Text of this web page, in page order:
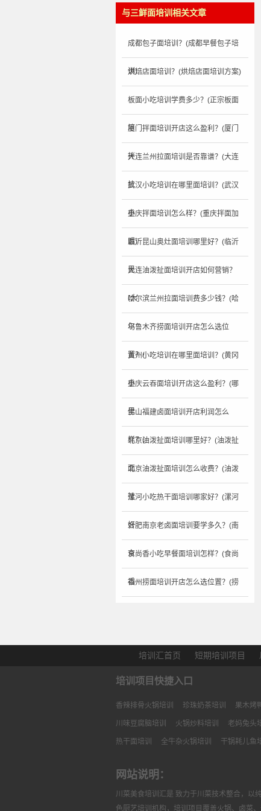
与三鲜面培训相关文章
成都包子面培训？(成都早餐包子培
训)
烘焙店面培训？(烘焙店面培训方案)
板面小吃培训学费多少？(正宗板面
培
厦门拌面培训开店这么盈利？(厦门
拌
大连兰州拉面培训是否靠谱？(大连
拉
武汉小吃培训在哪里面培训？(武汉
小
重庆拌面培训怎么样？(重庆拌面加
盟)
临沂昆山奥灶面培训哪里好？(临沂
昆
大连油泼扯面培训开店如何营销？
(大
哈尔滨兰州拉面培训费多少钱？(哈
尔
乌鲁木齐捞面培训开店怎么选位
置？(
黄州小吃培训在哪里面培训？(黄冈
小
重庆云吞面培训开店这么盈利？(哪
里
佛山福建卤面培训开店利润怎么
样？(
北京油泼扯面培训哪里好？(油泼扯
面
北京油泼扯面培训怎么收费？(油泼
扯
漯河小吃热干面培训哪家好？(漯河
好
合肥南京老卤面培训要学多久？(南
京
食尚香小吃早餐面培训怎样？(食尚
香
福州捞面培训开店怎么选位置？(捞
培训汇首页 短期培训项目
培训项目快捷入口
香辣排骨火锅培训 珍珠奶茶培训 果木烤
川味豆腐脑培训 火锅炒料培训 老妈兔头
热干面培训 全牛杂火锅培训 干锅耗儿鱼
网站说明：
川菜美食培训汇是 致力于川菜技术整合，以
色厨艺培训机构，培训项目覆盖火锅、卤菜